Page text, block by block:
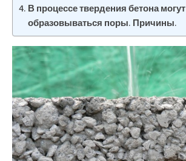
В процессе твердения бетона могут
образовываться поры. Причины.